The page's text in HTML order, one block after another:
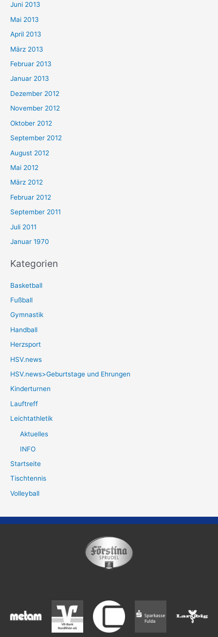
Juni 2013
Mai 2013
April 2013
März 2013
Februar 2013
Januar 2013
Dezember 2012
November 2012
Oktober 2012
September 2012
August 2012
Mai 2012
März 2012
Februar 2012
September 2011
Juli 2011
Januar 1970
Kategorien
Basketball
Fußball
Gymnastik
Handball
Herzsport
HSV.news
HSV.news>Geburtstage und Ehrungen
Kinderturnen
Lauftreff
Leichtathletik
Aktuelles
INFO
Startseite
Tischtennis
Volleyball